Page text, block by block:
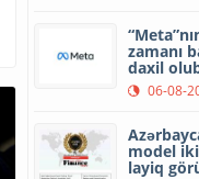
zamanı
daxil
06-08-
model
layiq